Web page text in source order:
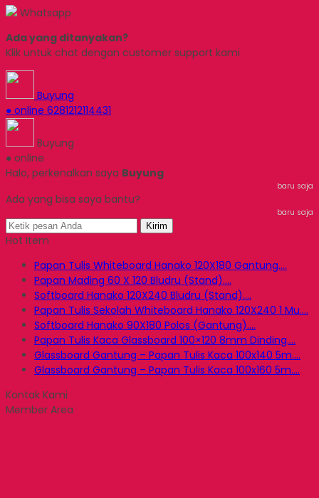
Whatsapp
Ada yang ditanyakan?
Klik untuk chat dengan customer support kami
Buyung
● online 6281212114431
Buyung
● online
Halo, perkenalkan saya Buyung
baru saja
Ada yang bisa saya bantu?
baru saja
Kirim
Hot Item
Papan Tulis Whiteboard Hanako 120X180 Gantung....
Papan Mading 60 X 120 Bludru (Stand)....
Softboard Hanako 120X240 Bludru (Stand)....
Papan Tulis Sekolah Whiteboard Hanako 120X240 1 Mu....
Softboard Hanako 90X180 Polos (Gantung)....
Papan Tulis Kaca Glassboard 100×120 8mm Dinding....
Glassboard Gantung – Papan Tulis Kaca 100x140 5m....
Glassboard Gantung – Papan Tulis Kaca 100x160 5m....
Kontak Kami
Member Area